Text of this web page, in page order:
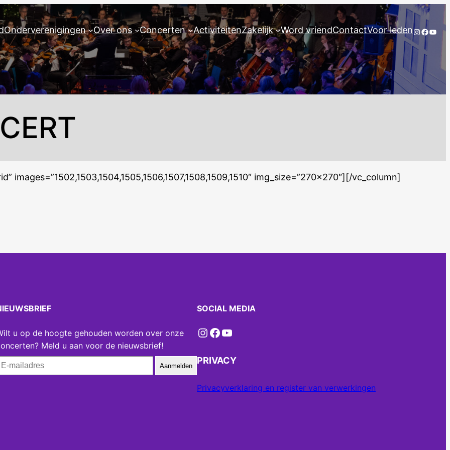
Onderverenigingen Over ons Concerten ActiviteitenZakelijk Word vriendContactVoor ledenInstagram
img_size=”270×270″][/vc_column]
u op de hoogte gehouden worden over onze
Meld u aan voor de nieuwsbrief!
Aanmelden
SOCIAL MEDIA
Instagram Facebook YouTube
PRIVACY
Privacyverklaring en register van verwerkingen